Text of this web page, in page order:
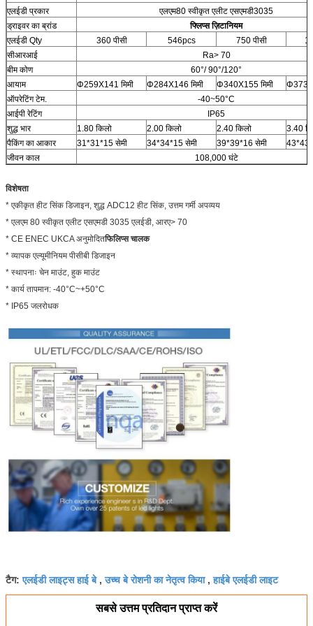
एलईडी प्रकार
एलएम80 स्वीकृत एलीट एसएमडी3035
ड्राइवर का ब्रांड
फ्लिप्स ज़िटानियम
एलईडी Qty
360 पीसी 546pcs 750 पीसी
सीआरआई
Ra> 70
बीम कोण
60°/ 90°/120°
आयाम
Φ259X141 मिमी Φ284X146 मिमी Φ340X155 मिमी
ऑपरेटिंग टेम.
-40~50°C
आईपी रेटिंग
IP65
शुद्ध भार
1.80 किलो 2.00 किलो 2.40 किलो
3.40
पैकिंग का आकार
31*31*15 सेमी 34*34*15 सेमी 39*39*16 सेमी
जीवन काल
108,000 घंटे
विशेषता
* एकीकृत हीट सिंक डिजाइन, शुद्ध ADC12 हीट सिंक, उत्तम गर्मी अपव्यय
* एलएम 80 स्वीकृत एलीट एसएमडी 3035 एलईडी, आरए> 70
* CE ENEC UKCA अनुमोदितफिलिप्स चालक
* व्यापक एल्यूमीनियम पीसीबी डिजाइन
* स्थापनाः चेन माउंट, हुक माउंट
* कार्य तापमान: -40°C~+50°C
* IP65 जलरोधक
टैग:एलईडी लाइट्स हाई बे,उच्च बे रोशनी का नेतृत्व किया,हाईबे एलईडी लाइट
सबसे उत्तम प्रतिदान प्राप्त करें